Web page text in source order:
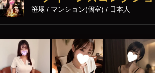
笹塚 / マンション(個室) / 日本人
中目
ストレッチ あかすり